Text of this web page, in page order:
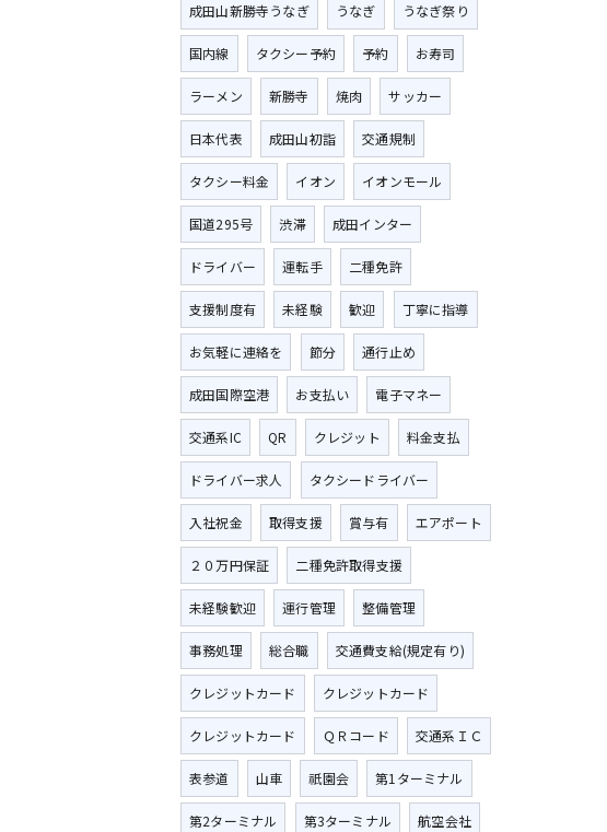
成田山新勝寺うなぎ うなぎ うなぎ祭り
国内線 タクシー予約 予約 お寿司
ラーメン 新勝寺 焼肉 サッカー
日本代表 成田山初詣 交通規制
タクシー料金 イオン イオンモール
国道295号 渋滞 成田インター
ドライバー 運転手 二種免許
支援制度有 未経験 歓迎 丁寧に指導
お気軽に連絡を 節分 通行止め
成田国際空港 お支払い 電子マネー
交通系IC QR クレジット 料金支払
ドライバー求人 タクシードライバー
入社祝金 取得支援 賞与有 エアポート
２０万円保証 二種免許取得支援
未経験歓迎 運行管理 整備管理
事務処理 総合職 交通費支給(規定有り)
クレジットカード クレジットカード
クレジットカード ＱＲコード 交通系ＩＣ
表参道 山車 祇園会 第1ターミナル
第2ターミナル 第3ターミナル 航空会社